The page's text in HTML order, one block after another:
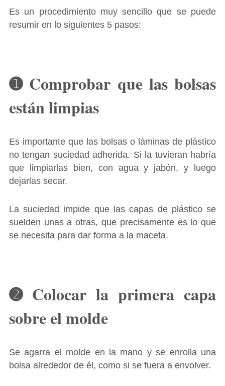
Es un procedimiento muy sencillo que se puede
resumir en lo siguientes 5 pasos:
➊ Comprobar que las bolsas
están limpias
Es importante que las bolsas o láminas de plástico
no tengan suciedad adherida. Si la tuvieran habría
que limpiarlas bien, con agua y jabón, y luego
dejarlas secar.
La suciedad impide que las capas de plástico se
suelden unas a otras, que precisamente es lo que
se necesita para dar forma a la maceta.
➋ Colocar la primera capa
sobre el molde
Se agarra el molde en la mano y se enrolla una
bolsa alrededor de él, como si se fuera a envolver.